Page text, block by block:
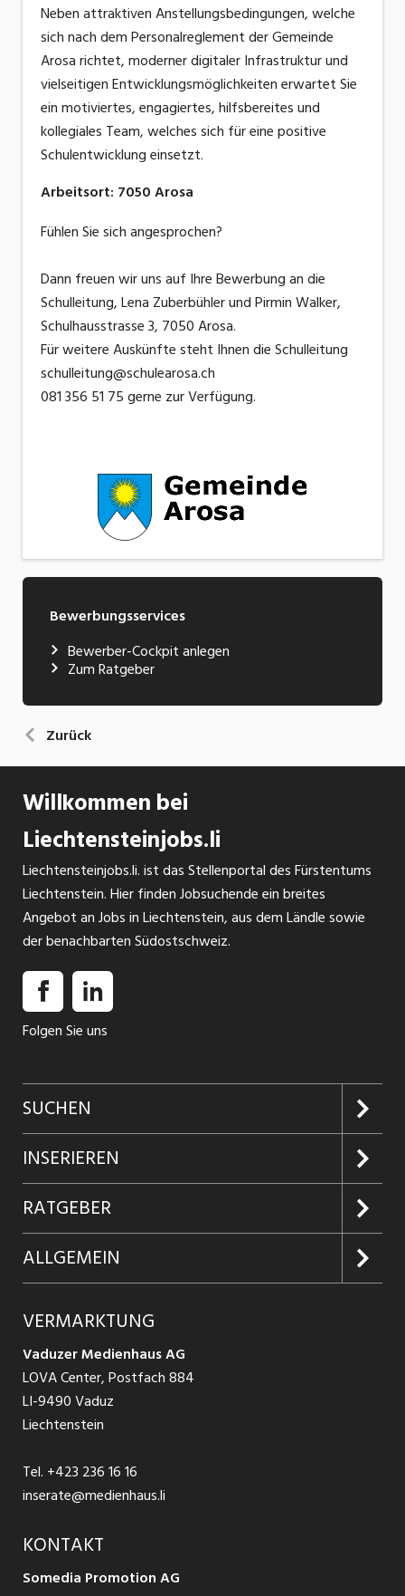
Neben attraktiven Anstellungsbedingungen, welche
sich nach dem Personalreglement der Gemeinde
Arosa richtet, moderner digitaler Infrastruktur und
vielseitigen Entwicklungsmöglichkeiten erwartet Sie
ein motiviertes, engagiertes, hilfsbereites und
kollegiales Team, welches sich für eine positive
Schulentwicklung einsetzt.
Arbeitsort: 7050Arosa
Fühlen Sie sich angesprochen?
Dann freuen wir uns auf Ihre Bewerbung an die
Schulleitung, Lena Zuberbühler und Pirmin Walker,
Schulhausstrasse 3, 7050 Arosa.
Für weitere Auskünfte steht Ihnen die Schulleitung
schulleitung@schulearosa.ch
081 356 51 75 gerne zur Verfügung.
Bewerbungsservices
Bewerber-Cockpit anlegen
Zum Ratgeber
Zurück
Willkommen bei
Liechtensteinjobs.li
Liechtensteinjobs.li. ist das Stellenportal des Fürstentums
Liechtenstein. Hier finden Jobsuchende ein breites
Angebot an Jobs in Liechtenstein, aus dem Ländle sowie
der benachbarten Südostschweiz.
Folgen Sie uns
SUCHEN
Jobs suchen
Jobabo
Firmen entdecken
Jobs in Graubünden
Jobs in St. Gallen
Jobs in Glarus
Jobs in der Südostschweiz
Temporär Jobs
Teilzeit Jobs
Praktikum
INSERIEREN
Kundenlogin
Inserieren
Produkte
Schnittstelle
RATGEBER
Glossar
Ratgeber Bewerbung / Rekrutierung
ALLGEMEIN
AGB
Datenschutzbestimmungen
Nutzungsbedingungen
Impressum
VERMARKTUNG
Vaduzer Medienhaus AG
LOVA Center, Postfach 884
LI-9490 Vaduz
Liechtenstein
Tel. +423 236 16 16
inserate@medienhaus.li
KONTAKT
Somedia Promotion AG